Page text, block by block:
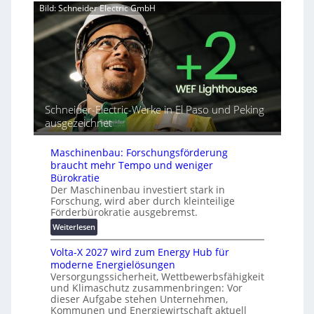
a
h
e
A
u
t
o
m
a
t
i
s
i
e
r
u
n
g
s
l
ö
s
u
n
u
t
o
r
i
a
l
r
e
i
h
e
e
r
b
i
n
d
e
G
e
r
t
e
s
c
h
u
t
z
u
n
d
d
i
Bild: Schneider Electric GmbH
Schneider-Electric-Werke in El Paso und Peking
ausgezeichnet
Maschinenbau: Forschungsförderung
braucht mehr Tempo und weniger
Bürokratie
Der Maschinenbau investiert stark in
Forschung, wird aber durch kleinteilige
Förderbürokratie ausgebremst.
Weiterlesen:
M
a
s
c
h
i
Volta-X 2027 wird zum Energy Hub für
moderne Energielösungen
Versorgungssicherheit, Wettbewerbsfähigkeit
und Klimaschutz zusammenbringen: Vor
dieser Aufgabe stehen Unternehmen,
Kommunen und Energiewirtschaft aktuell